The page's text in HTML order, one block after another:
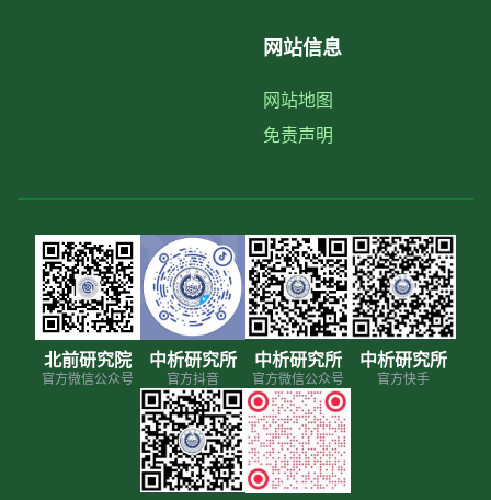
网站信息
网站地图
免责声明
北前研究院
官方微信公众号
中析研究所
官方抖音
中析研究所
官方微信公众号
中析研究所
官方快手